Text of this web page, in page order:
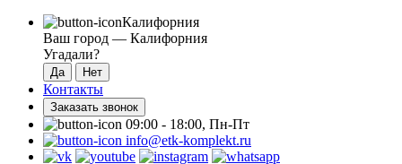
Калифорния
Ваш город — Калифорния
Угадали?
Контакты
Заказать звонок
09:00 - 18:00, Пн-Пт
info@etk-komplekt.ru